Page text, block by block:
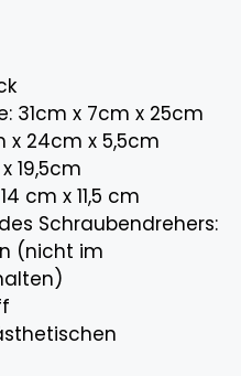
31cm x 7cm x 25cm
x 24cm x 5,5cm
19,5cm
cm x 11,5 cm
Schraubendrehers:
(nicht im